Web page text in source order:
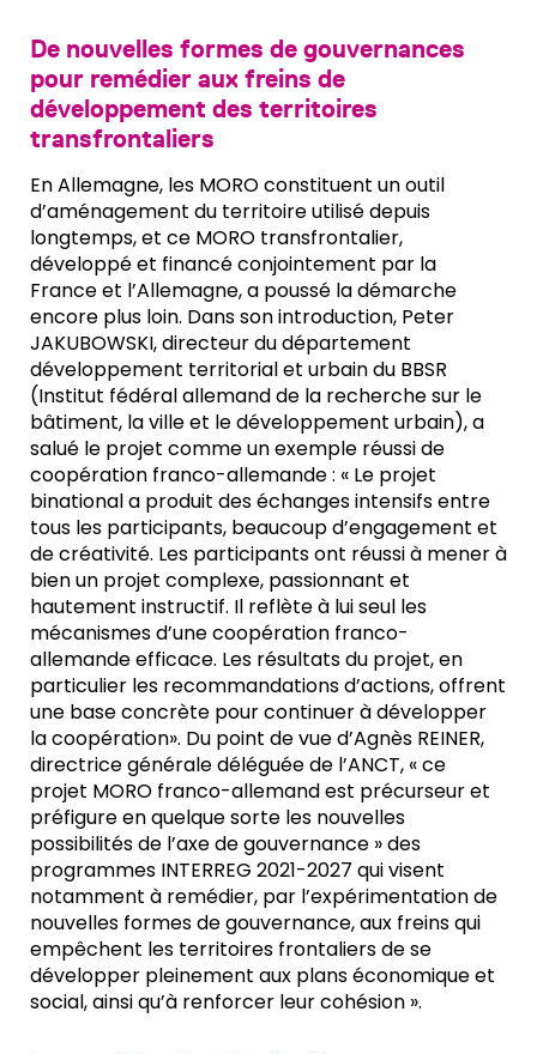
De nouvelles formes de gouvernances
pour remédier aux freins de
développement des territoires
transfrontaliers
En Allemagne, les MORO constituent un outil
d’aménagement du territoire utilisé depuis
longtemps, et ce MORO transfrontalier,
développé et financé conjointement par la
France et l’Allemagne, a poussé la démarche
encore plus loin. Dans son introduction, Peter
JAKUBOWSKI, directeur du département
développement territorial et urbain du BBSR
(Institut fédéral allemand de la recherche sur le
bâtiment, la ville et le développement urbain), a
salué le projet comme un exemple réussi de
coopération franco-allemande : « Le projet
binational a produit des échanges intensifs entre
tous les participants, beaucoup d’engagement et
de créativité. Les participants ont réussi à mener à
bien un projet complexe, passionnant et
hautement instructif. Il reflète à lui seul les
mécanismes d’une coopération franco-
allemande efficace. Les résultats du projet, en
particulier les recommandations d’actions, offrent
une base concrète pour continuer à développer
la coopération». Du point de vue d’Agnès REINER,
directrice générale déléguée de l’ANCT, « ce
projet MORO franco-allemand est précurseur et
préfigure en quelque sorte les nouvelles
possibilités de l’axe de gouvernance » des
programmes INTERREG 2021-2027 qui visent
notamment à remédier, par l’expérimentation de
nouvelles formes de gouvernance, aux freins qui
empêchent les territoires frontaliers de se
développer pleinement aux plans économique et
social, ainsi qu’à renforcer leur cohésion ».